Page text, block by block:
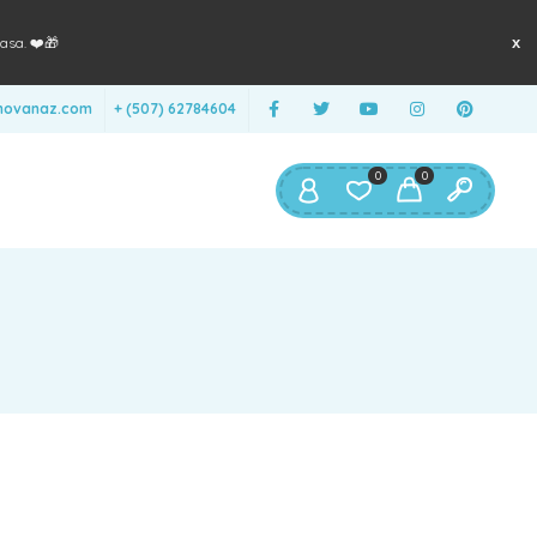
❤️🎁
+ (507) 62784604
0
0